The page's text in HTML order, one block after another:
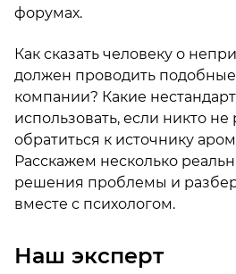
форумах.
Как сказать человеку о
должен проводить
компании? Какие
использовать, если никто не
обратиться к источнику
Расскажем несколько
решения проблемы и
вместе с психологом.
Наш эксперт